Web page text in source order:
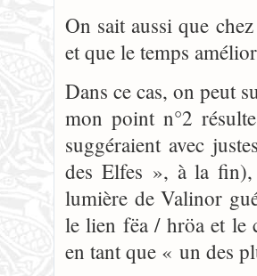
On sait aussi que
et que le temps
Dans ce cas, on peut
mon point n°2
suggéraient avec
des Elfes », à la
lumière de Valinor
le lien fëa / hröa et le
en tant que « un des